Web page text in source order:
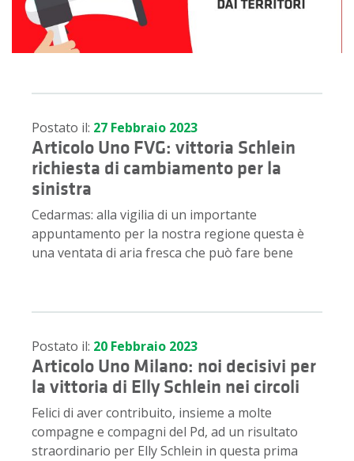
Postato il: 27 Febbraio 2023
Articolo Uno FVG: vittoria Schlein
richiesta di cambiamento per la
sinistra
Cedarmas: alla vigilia di un importante
appuntamento per la nostra regione questa è
una ventata di aria fresca che può fare bene
Postato il: 20 Febbraio 2023
Articolo Uno Milano: noi decisivi per
la vittoria di Elly Schlein nei circoli
Felici di aver contribuito, insieme a molte
compagne e compagni del Pd, ad un risultato
straordinario per Elly Schlein in questa prima